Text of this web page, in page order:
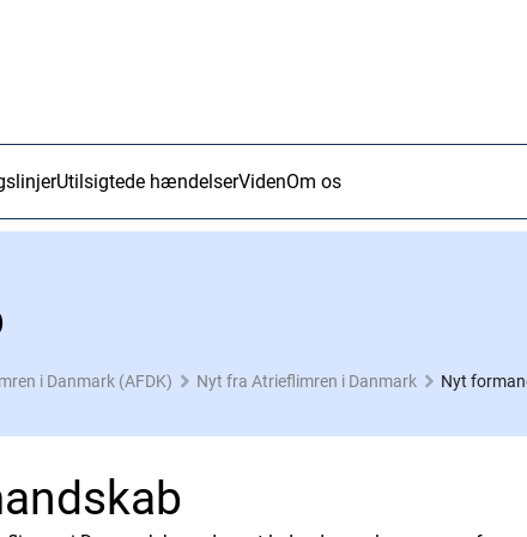
Utilsigtede hændelserVidenOm os
i Danmark (AFDK) Nyt fra Atrieflimren i Danmark Nyt